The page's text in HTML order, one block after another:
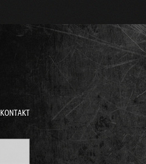
KONTAKT